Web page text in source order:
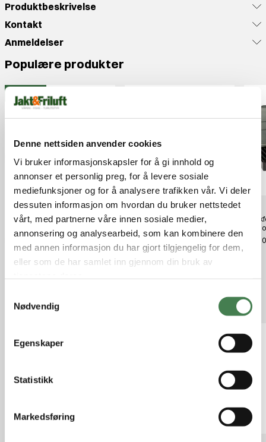
Denne nettsiden anvender cookies
Vi bruker informasjonskapsler for å gi innhold og
annonser et personlig preg, for å levere sosiale
mediefunksjoner og for å analysere trafikken vår. Vi deler
dessuten informasjon om hvordan du bruker nettstedet
vårt, med partnerne våre innen sosiale medier,
annonsering og analysearbeid, som kan kombinere den
med annen informasjon du har gjort tilgjengelig for dem,
eller som de har samlet inn gjennom din bruk av
Nødvendig
Egenskaper
Statistikk
Markedsføring
Produktbeskrivelse
Kontakt
Anmeldelser
Populære produkter
Sellier & Belliot Helmante 6,5X55
Wheeler Digital FAT Wrench
kr 1 399,00
kr
Relaterte produkter